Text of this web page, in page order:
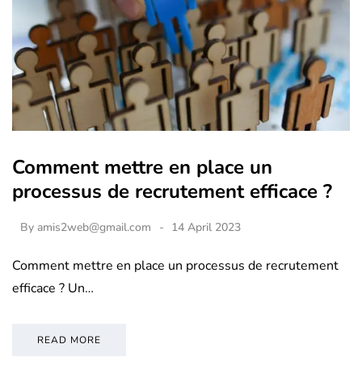
Comment mettre en place un
processus de recrutement efficace ?
By amis2web@gmail.com 14 April 2023
Comment mettre en place un processus de recrutement
efficace ? Un…
READ MORE